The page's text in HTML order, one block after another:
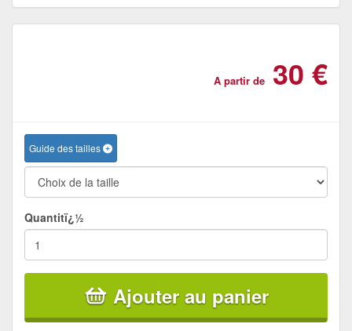
A partir de 30 €
Guide des tailles
Quantitï¿½
Ajouter au panier